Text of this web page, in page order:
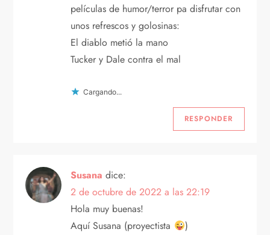
r
a
películas de humor/terror pa disfrutar con
unos refrescos y golosinas:
El diablo metió la mano
Tucker y Dale contra el mal
Cargando...
RESPONDER
Susana dice:
2 de octubre de 2022 a las 22:19
Hola muy buenas!
Aquí Susana (proyectista
)